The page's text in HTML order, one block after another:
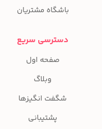
باشگاه مشتریان
دسترسی سریع
صفحه اول
وبلاگ
شگفت انگیزها
پشتیبانی